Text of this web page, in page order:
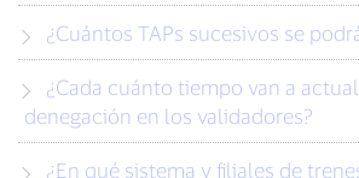
¿Cuántos TAPs sucesivos se
denegación en los validadores?